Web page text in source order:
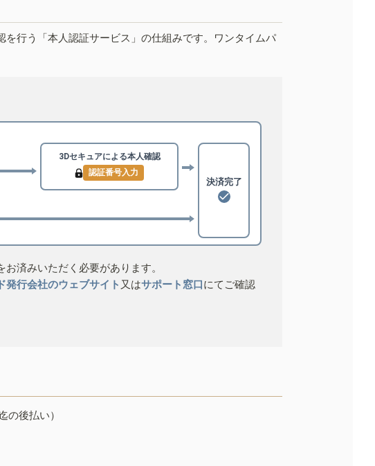
行う「本人認証サービス」の仕組みです。ワンタイムパ
3Dセキュアによる本人確認
認証番号入力
決済完了
済みいただく必要があります。
発行会社のウェブサイト 又はサポート窓口にてご確認
の後払い）